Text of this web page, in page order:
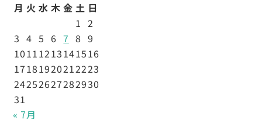
月 火 水 木 金 土 日
1 2
3 4 5 6 7 8 9
10111213141516
17181920212223
24252627282930
31
« 7月